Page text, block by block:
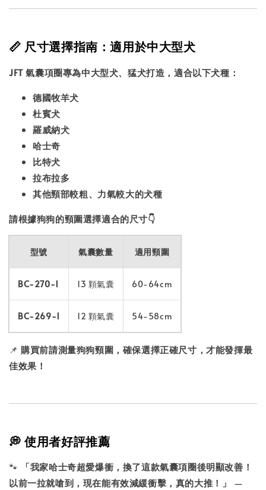
📏 尺寸選擇指南：適用於中大型犬
JFT 氣囊項圈專為中大型犬、猛犬打造，適合以下犬種：
德國牧羊犬
杜賓犬
羅威納犬
哈士奇
比特犬
拉布拉多
其他頸部較粗、力氣較大的犬種
請根據狗狗的頸圍選擇適合的尺寸👇
型號 氣囊數量 適用頸圍
BC-270-1 13 顆氣囊 60-64cm
BC-269-1 12 顆氣囊 54-58cm
📌購買前請測量狗狗頸圍，確保選擇正確尺寸，才能發揮最
佳效果！
💭 使用者好評推薦
🐾
「我家哈士奇超愛爆衝，換了這款氣囊項圈後明顯改善！
以前一拉就嗆到，現在能有效減緩衝擊，真的大推！」
—